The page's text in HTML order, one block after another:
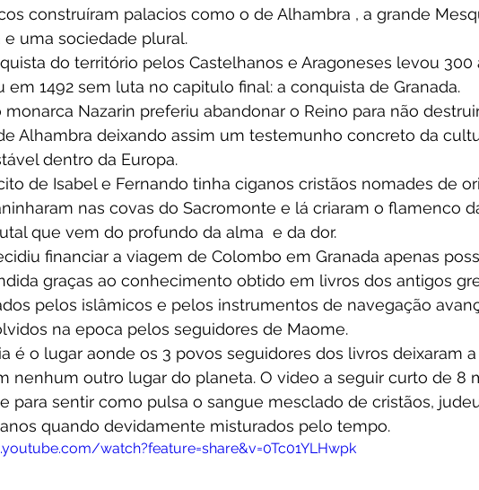
construíram palacios como o de Alhambra , a grande
e uma sociedade plural.
do território pelos Castelhanos e Aragoneses levou 300
em 1492 sem luta no capitulo final: a conquista de Granada.
monarca Nazarin preferiu abandonar o Reino para não
Alhambra deixando assim um testemunho concreto da
dentro da Europa.
de Isabel e Fernando tinha ciganos cristãos nomades de
nas covas do Sacromonte e lá criaram o flamenco
que vem do profundo da alma  e da dor.
financiar a viagem de Colombo em Granada apenas
graças ao conhecimento obtido em livros dos antigos
pelos islâmicos e pelos instrumentos de navegação
na epoca pelos seguidores de Maome.
é o lugar aonde os 3 povos seguidores dos livros deixaram
nenhum outro lugar do planeta. O video a seguir curto de 8
para sentir como pulsa o sangue mesclado de cristãos,
quando devidamente misturados pelo tempo.
watch?feature=share&v=0Tc01YLHwpk